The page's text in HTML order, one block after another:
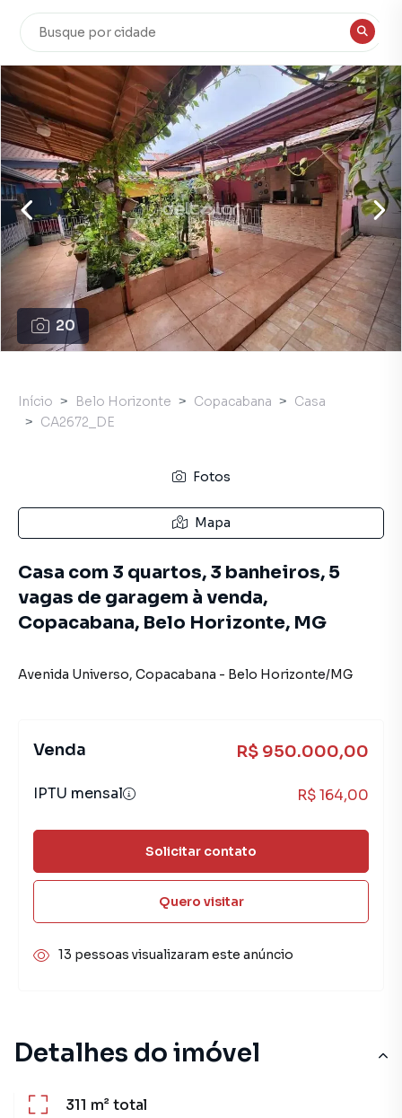
20
Detalhes do imóvel
311 m²total
Início Belo Horizonte Copacabana
Casa
CA2672_DE
Fotos
Mapa
Casa com 3 quartos, 3 banheiros, 5
vagas de garagem à venda,
Copacabana, Belo Horizonte, MG
Avenida Universo, Copacabana - Belo Horizonte/MG
Venda R$ 950.000,00
IPTU mensal R$ 164,00
Solicitar contato
Quero visitar
13 pessoas visualizaram este anúncio